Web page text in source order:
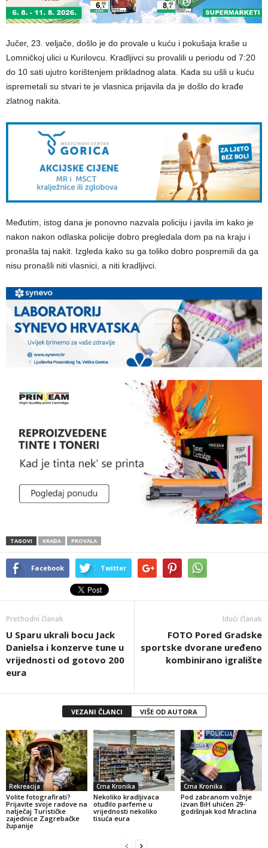
Jučer, 23. veljače, došlo je do provale u kuću i pokušaja kraše u
Lomničkoj ulici u Kurilovcu. Kradljivci su provalili u periodu od 7:20
do 10 sati ujutro korištenjem prikladnog alata. Kada su ušli u kuću
ispremetali su stvari te je vlasnica prijavila da je došlo do krađe
zlatnog nakita.
Međutim, istog dana je ponovno nazvala policiju i javila im kako je
nakon nakon odlaska policije dobro pregledala dom pa na kraju i
pronašla taj nakit. Izgleda kako su ga toliko dobro pospremili da ga
nisu pronašli niti vlasnici, a niti kradljivci.
TAGOVI KRAĐA PROVALA
Facebook Twitter
Prethodni članak
U Sparu ukrali bocu Jack
Danielsa i konzerve tune u
vrijednosti od gotovo 200
eura
Idući članak
FOTO Pored Gradske
sportske dvorane uređeno
kombinirano igralište
VEZANI ČLANCI VIŠE OD AUTORA
Rekreacija
Volite fotografirati?
Prijavite svoje radove na
natječaj Turističke
zajednice Zagrebačke
županije
Crna Kronika
Nekoliko kradljivaca
otuđilo parfeme u
vrijednosti nekoliko
tisuća eura
Crna Kronika
Pod zabranom vožnje
izvan BiH uhićen 29-
godišnjak kod Mraclina